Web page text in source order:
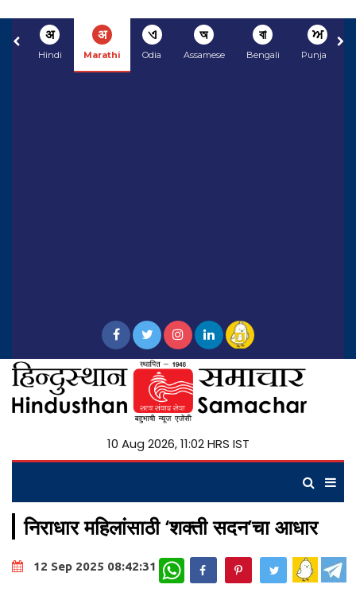
अ
Hindi
अ
Marathi
ଏ
Odia
অ
Assamese
বা
Bengali
ਅ
Punjabi
10 Aug 2026, 11:02 HRS IST
निराधार महिलांसाठी ‘शक्ती सदन’चा आधार
12 Sep 2025 08:42:31 WhatsApp